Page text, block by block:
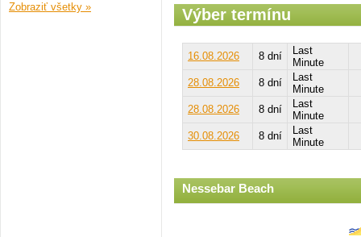
Zobraziť všetky » Výber termínu
16.08.2026 8 dní
Last
Minute
28.08.2026
8 dní
Last
Minute
28.08.2026
8 dní
Last
Minute
30.08.2026
8 dní
Last
Minute
Nessebar Beach